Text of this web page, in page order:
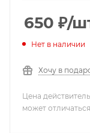
650 ₽/
Нет в наличии
Хочу в
Цена
может